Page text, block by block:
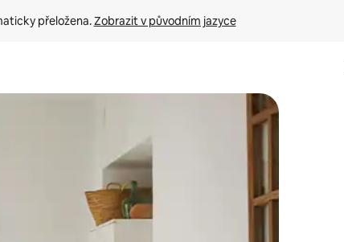
přeložena. Zobrazit v původním jazyce